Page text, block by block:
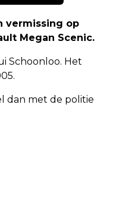
vermissing op
Megan Scenic.
Schoonloo. Het
dan met de politie